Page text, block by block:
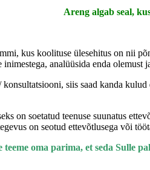
Areng algab seal,
kus koolituse ülesehitus on nii
analüüsida enda
siis saad kanda
on soetatud teenuse suunatus
on seotud ettevõtlusega või
teeme oma parima, et seda Sulle